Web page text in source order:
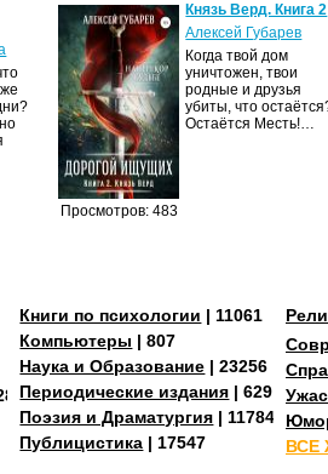
Просмотров: 483
Князь Верд. Книга 2
Алексей Губарев
Когда твой дом
уничтожен, твои
родные и друзья
убиты, что
Остаётся Месть!…
Книги по психологии | 11061
Компьютеры | 807
Наука и Образование | 23256
Периодические издания | 629
Поэзия и Драматургия | 11784
Публицистика | 17547
ВСЕ